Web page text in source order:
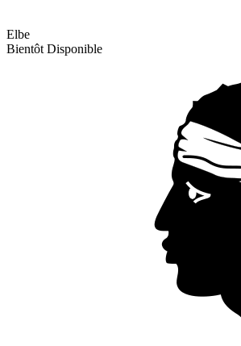
Elbe
Bientôt Disponible